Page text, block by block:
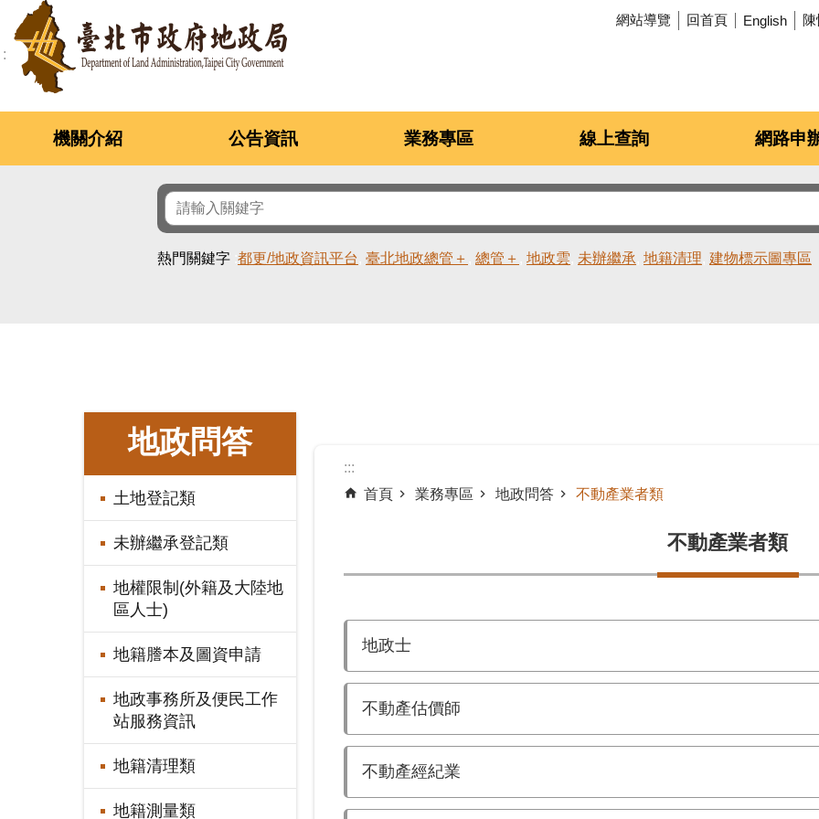
跳到主要內容區塊 網站導覽 回首頁 English
機關介紹 公告資訊 業務專區 線上查詢 網路申
熱門關鍵字 都更/地政資訊平台 臺北地政總管＋ 總管＋ 地政雲 未辦繼承 地籍清理 建物標示圖專區
地政問答
土地登記類
未辦繼承登記類
地權限制(外籍及大陸地
區人士)
地籍謄本及圖資申請
地政事務所及便民工作
站服務資訊
地籍清理類
地籍測量類
:::
首頁
業務專區 地政問答 不動產業者類
不動產業者類
地政士
不動產估價師
不動產經紀業